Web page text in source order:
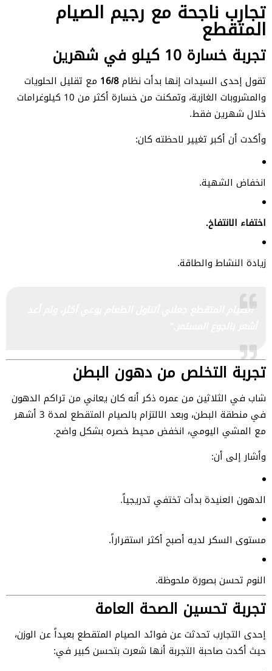
تجارب ناجحة مع رجيم الصيام
المتقطع
تجربة خسارة 10 كيلو في شهرين
تقول إحدى السيدات إنها بدأت نظام16/8 مع تقليل الحلويات
والمشروبات الغازية، وتمكنت من خسارة أكثر من 10 كيلوغرامات
خلال شهرين فقط.
وأكدت أن أكبر تغيير لاحظته كان:
انخفاض الشهية.
اختفاء الانتفاخ.
زيادة النشاط والطاقة.
"الصيام المتقطع جعلني أتناول الطعام بوعي أكثر، ولم أعد
تجربة التخلص من دهون البطن
شاب في الثلاثين من عمره ذكر أنه كان يعاني من تراكم الدهون
في منطقة البطن، وبعد الالتزام بالصيام المتقطع لمدة 3 أشهر
مع المشي اليومي، انخفض محيط خصره بشكل واضح.
وأشار إلى أن:
الدهون العنيدة بدأت تختفي تدريجياً.
مستوى السكر لديه أصبح أكثر استقراراً.
النوم تحسن بصورة ملحوظة.
تجربة تحسين الصحة العامة
إحدى التجارب تحدثت عن فوائد الصيام المتقطع بعيداً عن الوزن،
حيث أكدت صاحبة التجربة أنها شعرت بتحسن كبير في: